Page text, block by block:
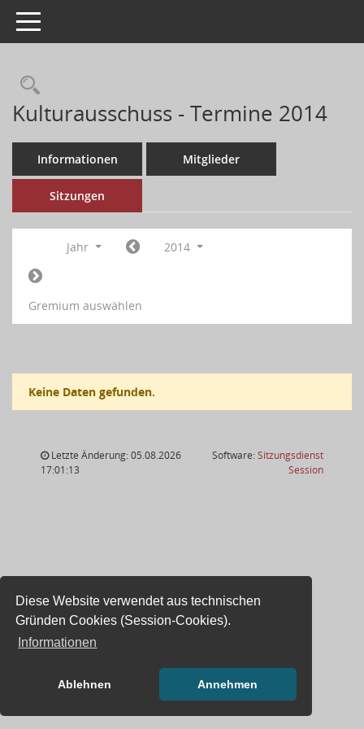
Diese Website verwendet aus technischen
Gründen Cookies (Session-Cookies).
Informationen
Ablehnen Annehmen
Toggle navigation
Kulturausschuss - Termine 2014
Informationen Mitglieder
Sitzungen
Jahr 2014
Gremium auswählen
Keine Daten gefunden.
Letzte Änderung: 05.08.2026
17:01:13
Software:Sitzungsdienst
Session(Wird in